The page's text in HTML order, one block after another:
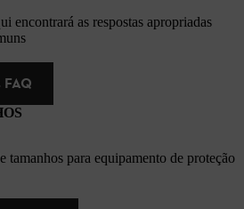
encontrará as respostas apropriadas
tamanhos para equipamento de proteção